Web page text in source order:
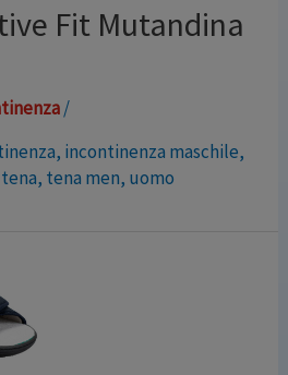
Fit Mutandina
/
, incontinenza maschile,
tena, tena men, uomo
assorbenti per incontinenza
affidabile all’insegna
La zona ad alta
nella parte anteriore, dov’è